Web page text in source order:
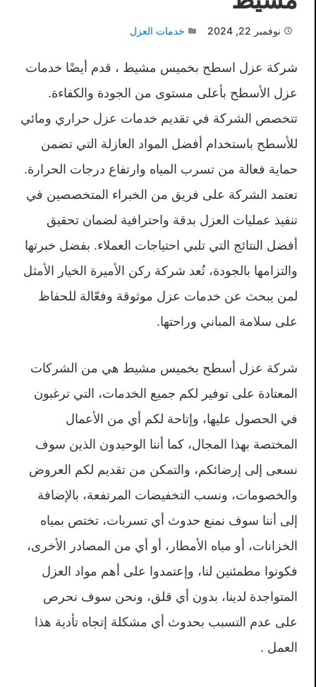
نوفمبر 22, 2024 خدمات العزل
شركة عزل اسطح بخميس مشيط ، قدم أيضًا خدمات
عزل الأسطح بأعلى مستوى من الجودة والكفاءة.
تتخصص الشركة في تقديم خدمات عزل حراري ومائي
للأسطح باستخدام أفضل المواد العازلة التي تضمن
حماية فعالة من تسرب المياه وارتفاع درجات الحرارة.
تعتمد الشركة على فريق من الخبراء المتخصصين في
تنفيذ عمليات العزل بدقة واحترافية لضمان تحقيق
أفضل النتائج التي تلبي احتياجات العملاء. بفضل خبرتها
والتزامها بالجودة، تُعد شركة ركن الأميرة الخيار الأمثل
لمن يبحث عن خدمات عزل موثوقة وفعّالة للحفاظ
على سلامة المباني وراحتها.
شركة عزل أسطح بخميس مشيط هي من الشركات
المعتادة على توفير لكم جميع الخدمات، التي ترغبون
في الحصول عليها، وإتاحة لكم أي من الأعمال
المختصة بهذا المجال، كما أننا الوحيدون الذين سوف
نسعى إلى إرضائكم، والتمكن من تقديم لكم العروض
والخصومات، ونسب التخفيضات المرتفعة، بالإضافة
إلى أننا سوف نمنع حدوث أي تسربات، تختص بمياه
الخزانات، أو مياه الأمطار، أو أي من المصادر الأخرى،
فكونوا مطمئنين لنا، وإعتمدوا على أهم مواد العزل
المتواجدة لدينا، بدون أي قلق، ونحن سوف نحرص
على عدم التسبب بحدوث أي مشكلة إتجاه تأدية هذا
العمل .